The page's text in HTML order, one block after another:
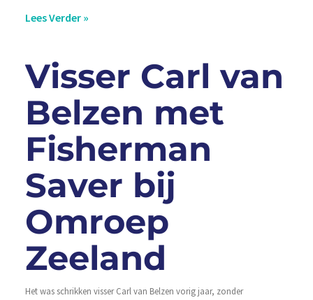
Lees Verder »
Visser Carl van
Belzen met
Fisherman
Saver bij
Omroep
Zeeland
Het was schrikken visser Carl van Belzen vorig jaar, zonder